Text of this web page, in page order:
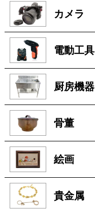
カメラ
電動工具
厨房機器
骨董
絵画
貴金属